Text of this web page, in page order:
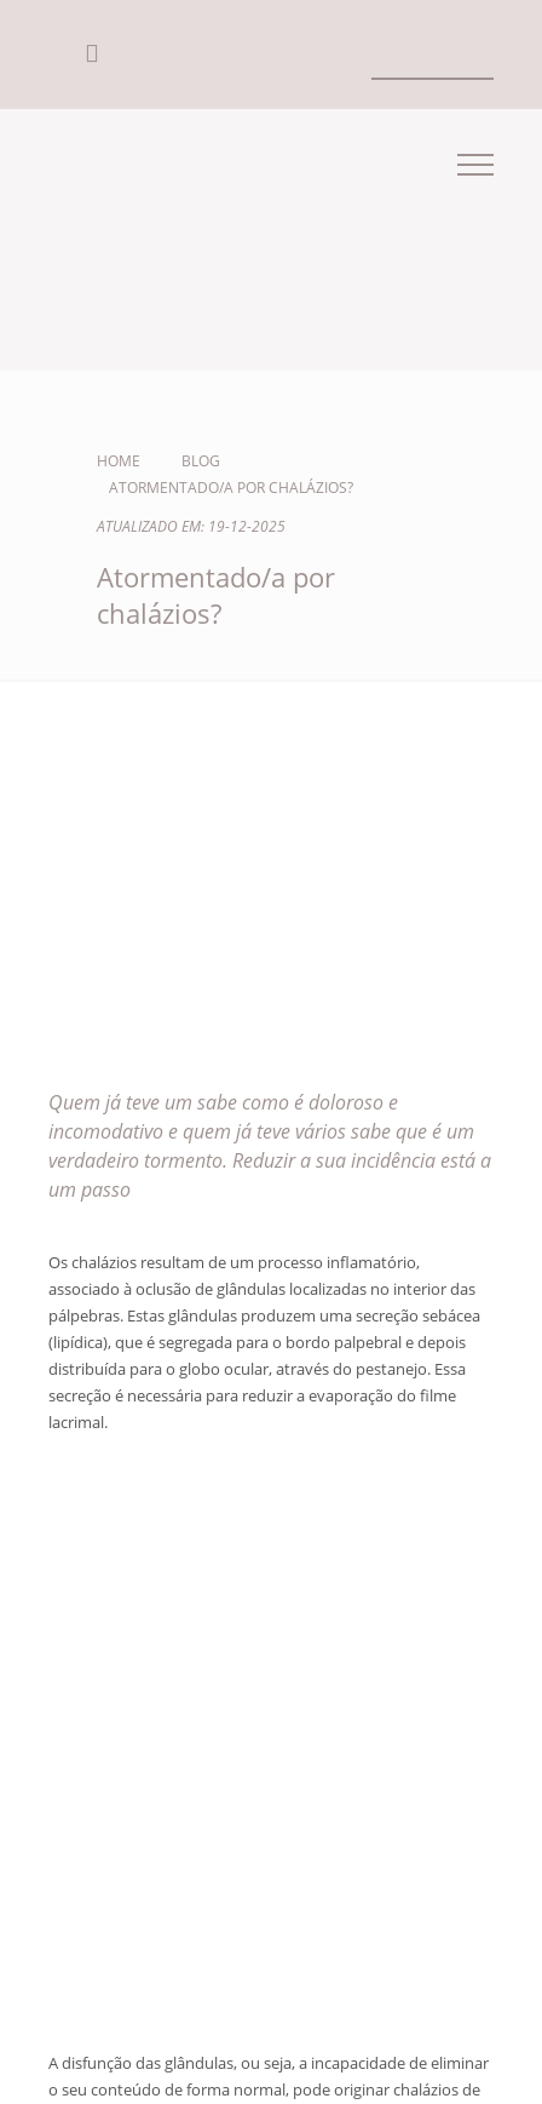
HOME
BLOG
ATORMENTADO/A POR CHALÁZIOS?
ATUALIZADO EM: 19-12-2025
Atormentado/a por
chalázios?
Quem já teve um sabe como é doloroso e
incomodativo e quem já teve vários sabe que é um
verdadeiro tormento. Reduzir a sua incidência está a
um passo
Os chalázios resultam de um processo inflamatório,
associado à oclusão de glândulas localizadas no interior das
pálpebras. Estas glândulas produzem uma secreção sebácea
(lipídica), que é segregada para o bordo palpebral e depois
distribuída para o globo ocular, através do pestanejo. Essa
secreção é necessária para reduzir a evaporação do filme
lacrimal.
A disfunção das glândulas, ou seja, a incapacidade de eliminar
o seu conteúdo de forma normal, pode originar chalázios de